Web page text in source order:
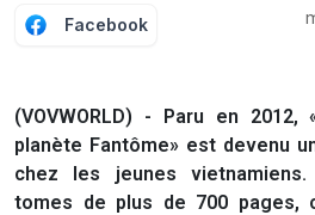
Facebook
(VOVWORLD) - Paru en
planète Fantôme» est devenu
chez les jeunes
tomes de plus de 700 pages,